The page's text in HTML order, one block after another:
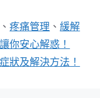
、疼痛管理 、緩解
你安心解惑！
狀及解決方法！